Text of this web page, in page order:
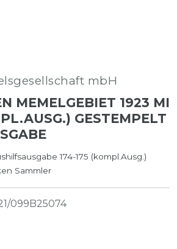
mbH
MEMELGEBIET 1923 MI
GESTEMPELT
174-175 (kompl.Ausg.)
Sammler
099B25074